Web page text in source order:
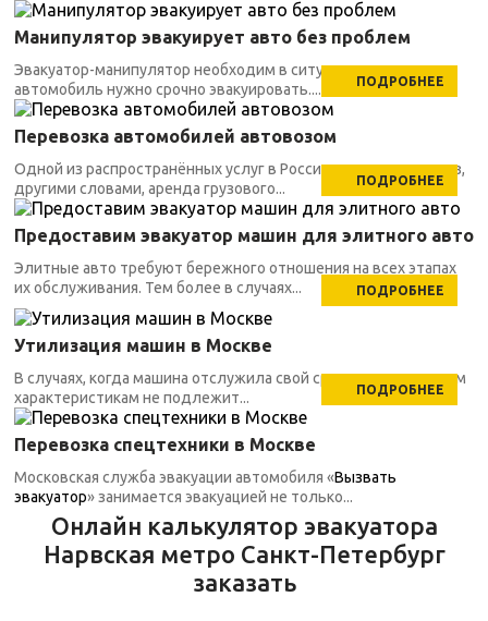
Манипулятор эвакуирует авто без проблем
Эвакуатор-манипулятор необходим в ситуациях, когда
автомобиль нужно срочно эвакуировать....
ПОДРОБНЕЕ
Перевозка автомобилей автовозом
Одной из распространённых услуг в России является автовоз,
другими словами, аренда грузового...
ПОДРОБНЕЕ
Предоставим эвакуатор машин для элитного авто
Элитные авто требуют бережного отношения на всех этапах
их обслуживания. Тем более в случаях...
ПОДРОБНЕЕ
Утилизация машин в Москве
В случаях, когда машина отслужила свой срок, по техническим
характеристикам не подлежит...
ПОДРОБНЕЕ
Перевозка спецтехники в Москве
Московская служба эвакуации автомобиля «Вызвать
эвакуатор» занимается эвакуацией не только...
Онлайн калькулятор эвакуатора
Нарвская метро Санкт-Петербург
заказать